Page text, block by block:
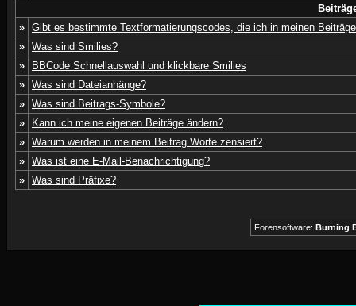
» Gibt es bestimmte Textformatierungscodes, die ich in meinen
» Was sind Smilies?
»
BBCode Schnellauswahl und klickbare Smilies
» Was sind Dateianhänge?
» Was sind Beitrags-Symbole?
»
Kann ich meine eigenen Beiträge ändern?
» Warum werden in meinem Beitrag Worte zensiert?
» Was ist eine E-Mail-Benachrichtigung?
» Was sind Präfixe?
Forensoftware: Burning